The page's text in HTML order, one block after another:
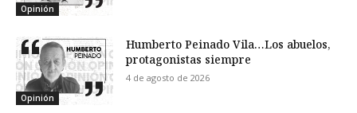
Opinión
Opinión
Humberto Peinado Vila…Los abuelos,
protagonistas siempre
4 de agosto de 2026